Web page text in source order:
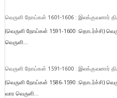
வெருளி நோய்கள் 1601-1606 : இலக்குவனார்
(வெருளி நோய்கள் 1591-1600 :தொடர்ச்சி)
வெருளி...
வெருளி நோய்கள் 1591-1600 : இலக்குவனார்
(வெருளி நோய்கள் 1586-1590 :தொடர்ச்சி)
வார வெருளி...